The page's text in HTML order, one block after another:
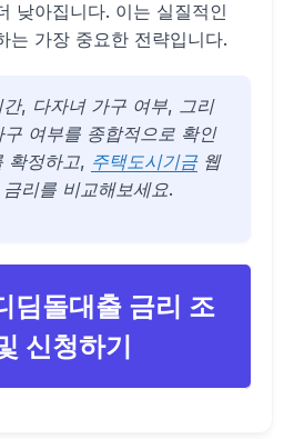
낮아집니다. 이는 실질적인
는 가장 중요한 전략입니다.
, 다자녀 가구 여부, 그리
구 여부를 종합적으로 확인
확정하고, 주택도시기금웹
리를 비교해보세요.
딤돌대출 금리 조
신청하기